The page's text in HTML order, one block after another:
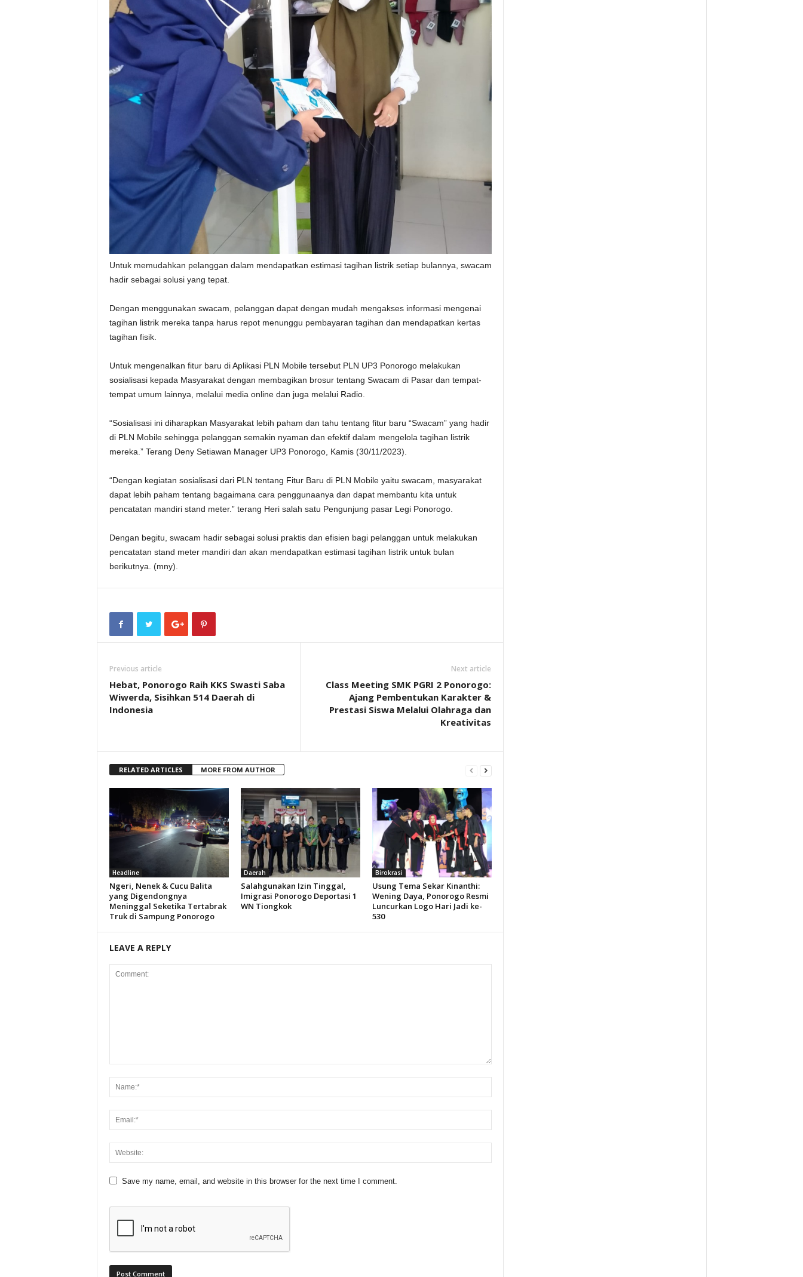
Untuk memudahkan pelanggan dalam mendapatkan estimasi tagihan listrik setiap bulannya, swacam
hadir sebagai solusi yang tepat.
Dengan menggunakan swacam, pelanggan dapat dengan mudah mengakses informasi mengenai
tagihan listrik mereka tanpa harus repot menunggu pembayaran tagihan dan mendapatkan kertas
tagihan fisik.
Untuk mengenalkan fitur baru di Aplikasi PLN Mobile tersebut PLN UP3 Ponorogo melakukan
sosialisasi kepada Masyarakat dengan membagikan brosur tentang Swacam di Pasar dan tempat-
tempat umum lainnya, melalui media online dan juga melalui Radio.
“Sosialisasi ini diharapkan Masyarakat lebih paham dan tahu tentang fitur baru “Swacam” yang hadir
di PLN Mobile sehingga pelanggan semakin nyaman dan efektif dalam mengelola tagihan listrik
mereka.” Terang Deny Setiawan Manager UP3 Ponorogo, Kamis (30/11/2023).
“Dengan kegiatan sosialisasi dari PLN tentang Fitur Baru di PLN Mobile yaitu swacam, masyarakat
dapat lebih paham tentang bagaimana cara penggunaanya dan dapat membantu kita untuk
pencatatan mandiri stand meter.” terang Heri salah satu Pengunjung pasar Legi Ponorogo.
Dengan begitu, swacam hadir sebagai solusi praktis dan efisien bagi pelanggan untuk melakukan
pencatatan stand meter mandiri dan akan mendapatkan estimasi tagihan listrik untuk bulan
berikutnya. (mny).
Previous article
Hebat, Ponorogo Raih KKS Swasti Saba
Wiwerda, Sisihkan 514 Daerah di
Indonesia
Next article
Class Meeting SMK PGRI 2 Ponorogo:
Ajang Pembentukan Karakter &
Prestasi Siswa Melalui Olahraga dan
Kreativitas
RELATED ARTICLES MORE FROM AUTHOR
Headline
Ngeri, Nenek & Cucu Balita
yang Digendongnya
Meninggal Seketika Tertabrak
Truk di Sampung Ponorogo
Daerah
Salahgunakan Izin Tinggal,
Imigrasi Ponorogo Deportasi 1
WN Tiongkok
Birokrasi
Usung Tema Sekar Kinanthi:
Wening Daya, Ponorogo Resmi
Luncurkan Logo Hari Jadi ke-
530
LEAVE A REPLY
Save my name, email, and website in this browser for the next time I comment.